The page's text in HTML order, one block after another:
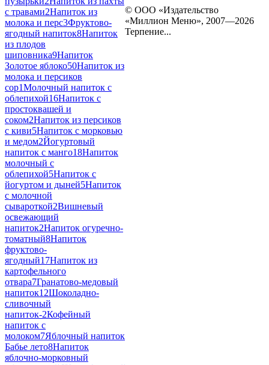
с травами2Напиток из
молока и перс3Фруктово-
ягодный напиток8Напиток
из плодов
шиповника9Напиток
Золотое яблоко50Напиток из
молока и персиков
cop1Молочный напиток с
облепихой16Напиток с
простоквашей и
соком2Напиток из персиков
с киви5Напиток с морковью
и медом2Йогуртовый
напиток с манго18Напиток
молочный с
облепихой5Напиток с
йогуртом и дыней5Напиток
с молочной
сывароткой2Вишневый
освежающий
напиток2Напиток огуречно-
томатный8Напиток
фруктово-
ягодный17Напиток из
картофельного
отвара7Гранатово-медовый
напиток12Шоколадно-
сливочный
напиток-2Кофейный
напиток с
молоком7Яблочный напиток
Бабье лето8Напиток
яблочно-морковный
© ООО «Издательство
«Миллион Меню», 2007—2026
Терпение...